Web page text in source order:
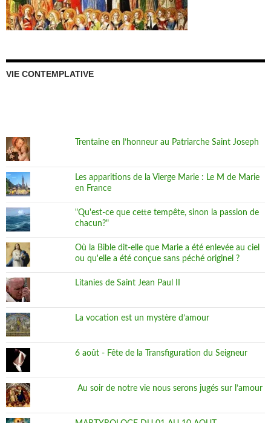
VIE CONTEMPLATIVE
Trentaine en l’honneur au Patriarche Saint Joseph
Les apparitions de la Vierge Marie : Le M de Marie
en France
"Qu'est-ce que cette tempête, sinon la passion de
chacun?"
Où la Bible dit-elle que Marie a été enlevée au ciel
ou qu'elle a été conçue sans péché originel ?
Litanies de Saint Jean Paul II
La vocation est un mystère d’amour
6 août - Fête de la Transfiguration du Seigneur
Au soir de notre vie nous serons jugés sur l’amour